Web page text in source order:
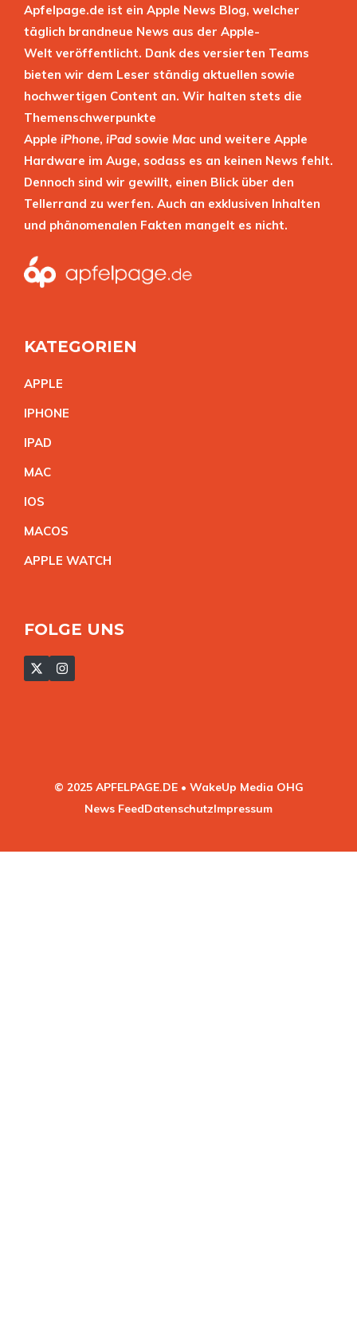
Apfelpage.de ist ein Apple News Blog, welcher
täglich brandneue News aus der Apple-
Welt veröffentlicht. Dank des versierten Teams
bieten wir dem Leser ständig aktuellen sowie
hochwertigen Content an. Wir halten stets die
Themenschwerpunkte
Apple iPhone, iPad sowie Mac und weitere Apple
Hardware im Auge, sodass es an keinen News fehlt.
Dennoch sind wir gewillt, einen Blick über den
Tellerrand zu werfen. Auch an exklusiven Inhalten
und phänomenalen Fakten mangelt es nicht.
KATEGORIEN
APPLE
IPHONE
IPAD
MAC
IOS
MACOS
APPLE WATCH
FOLGE UNS
© 2025 APFELPAGE.DE • WakeUp Media OHG
News FeedDatenschutzImpressum